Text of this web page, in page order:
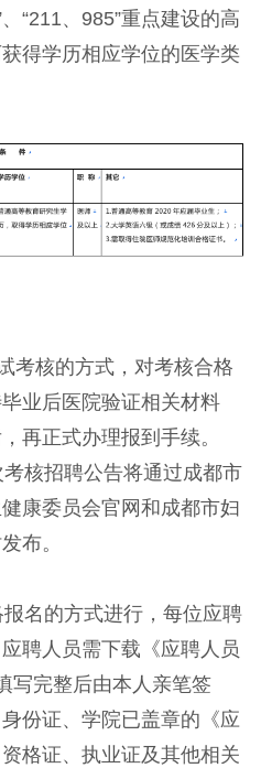
、985”重点建设的高
得学历相应学位的医学类
核的方式，对考核合格
业后医院验证相关材料
再正式办理报到手续。
核招聘公告将通过成都市
康委员会官网和成都市妇
布。
名的方式进行，每位应聘
聘人员需下载《应聘人员
写完整后由本人亲笔签
份证、学院已盖章的《应
格证、执业证及其他相关